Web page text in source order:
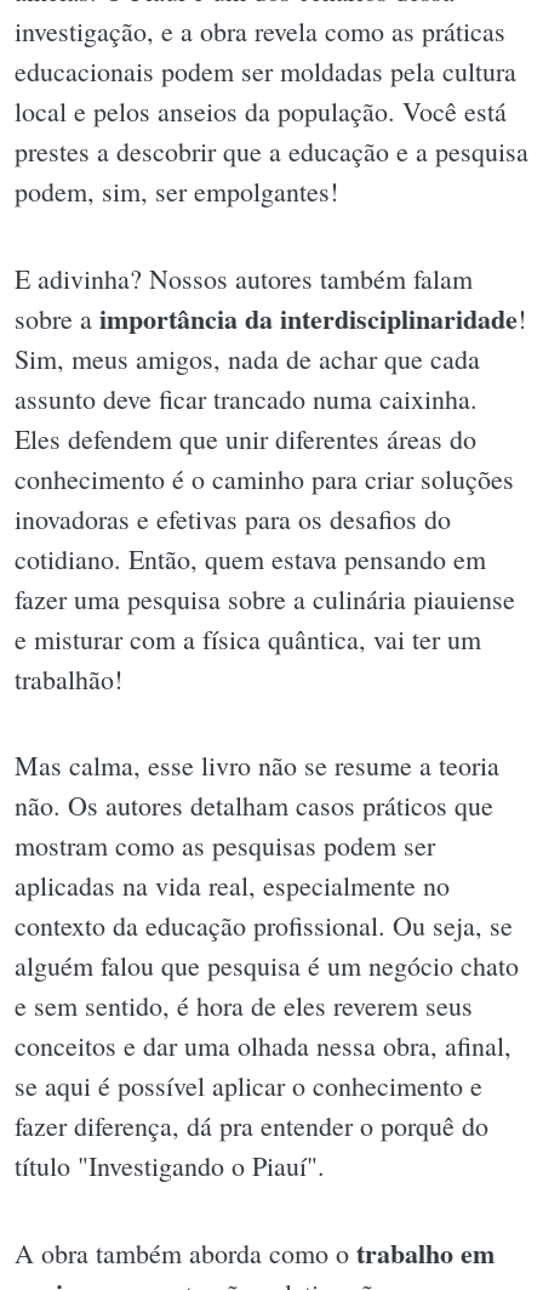
investigação, e a obra revela como as práticas
educacionais podem ser moldadas pela cultura
local e pelos anseios da população. Você está
prestes a descobrir que a educação e a pesquisa
podem, sim, ser empolgantes!
E adivinha? Nossos autores também falam
sobre a importância da interdisciplinaridade!
Sim, meus amigos, nada de achar que cada
assunto deve ficar trancado numa caixinha.
Eles defendem que unir diferentes áreas do
conhecimento é o caminho para criar soluções
inovadoras e efetivas para os desafios do
cotidiano. Então, quem estava pensando em
fazer uma pesquisa sobre a culinária piauiense
e misturar com a física quântica, vai ter um
trabalhão!
Mas calma, esse livro não se resume a teoria
não. Os autores detalham casos práticos que
mostram como as pesquisas podem ser
aplicadas na vida real, especialmente no
contexto da educação profissional. Ou seja, se
alguém falou que pesquisa é um negócio chato
e sem sentido, é hora de eles reverem seus
conceitos e dar uma olhada nessa obra, afinal,
se aqui é possível aplicar o conhecimento e
fazer diferença, dá pra entender o porquê do
título "Investigando o Piauí".
A obra também aborda como o trabalho em